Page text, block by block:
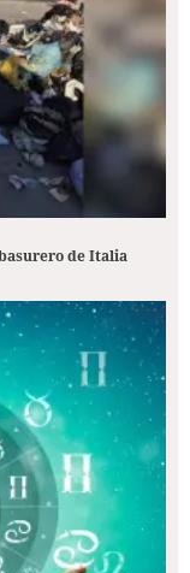
de Italia